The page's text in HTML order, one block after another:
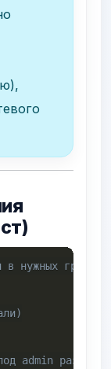
нужных группах
admin разрешён